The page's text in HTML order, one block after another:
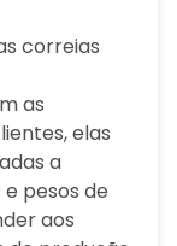
correias
as
elas
a
pesos de
aos